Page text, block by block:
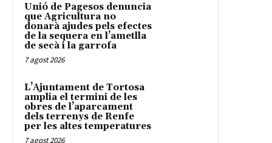
Unió de Pagesos denuncia
que Agricultura no
donarà ajudes pels efectes
de la sequera en l’ametlla
de secà i la garrofa
7 agost 2026
L’Ajuntament de Tortosa
amplia el termini de les
obres de l’aparcament
dels terrenys de Renfe
per les altes temperatures
7 agost 2026